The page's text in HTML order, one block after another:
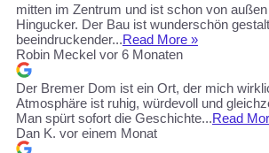
mitten im Zentrum und ist schon von
Hingucker. Der Bau ist wunderschön
beeindruckender...Read More »
Robin Meckel vor 6 Monaten
Der Bremer Dom ist ein Ort, der mich
Atmosphäre ist ruhig, würdevoll und
Man spürt sofort die Geschichte...Read
Dan K. vor einem Monat